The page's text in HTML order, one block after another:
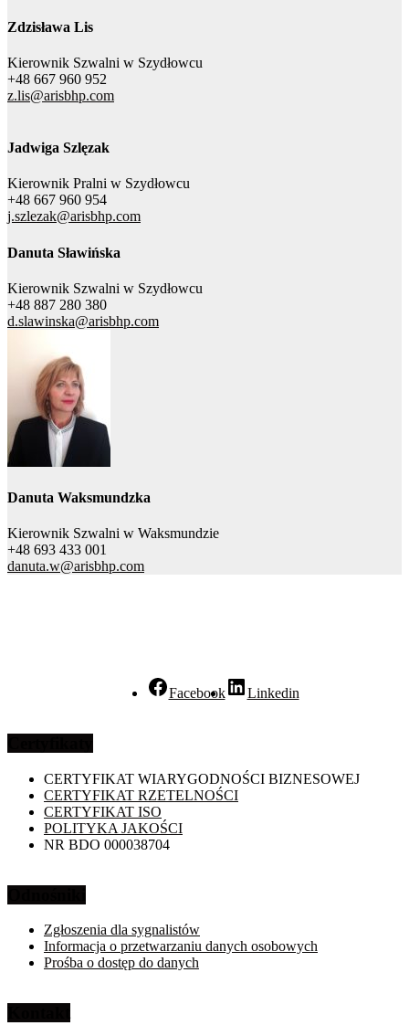
Zdzisława Lis
Kierownik Szwalni w Szydłowcu
+48 667 960 952
z.lis@arisbhp.com
Jadwiga Szlęzak
Kierownik Pralni w Szydłowcu
+48 667 960 954
j.szlezak@arisbhp.com
Danuta Sławińska
Kierownik Szwalni w Szydłowcu
+48 887 280 380
d.slawinska@arisbhp.com
Danuta Waksmundzka
Kierownik Szwalni w Waksmundzie
+48 693 433 001
danuta.w@arisbhp.com
Facebook Linkedin
CERTYFIKAT WIARYGODNOŚCI BIZNESOWEJ
CERTYFIKAT RZETELNOŚCI
CERTYFIKAT ISO
POLITYKA JAKOŚCI
NR BDO 000038704
Zgłoszenia dla sygnalistów
Informacja o przetwarzaniu danych osobowych
Prośba o dostęp do danych